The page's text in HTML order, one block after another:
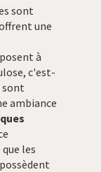
sont
une
à
c'est-
sont
ambiance
les